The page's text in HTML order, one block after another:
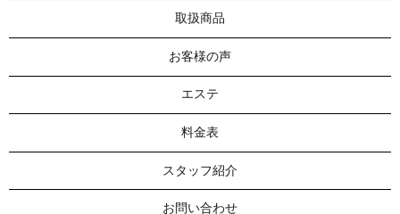
取扱商品
お客様の声
エステ
料金表
スタッフ紹介
お問い合わせ